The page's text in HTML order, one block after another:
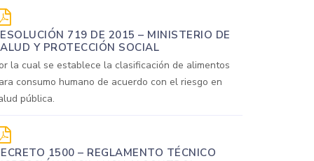
719 DE 2015 – MINISTERIO DE
Y PROTECCIÓN SOCIAL
la cual se establece la clasificación de alimentos
consumo humano de acuerdo con el riesgo en
pública.
1500 – REGLAMENTO TÉCNICO